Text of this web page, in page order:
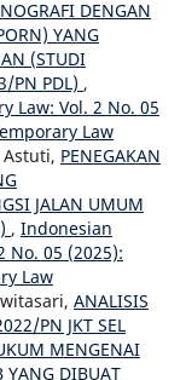
DENGAN
YANG
(STUDI
PN PDL) ,
Law: Vol. 2 No. 05
Law
PENEGAKAN
JALAN UMUM
, Indonesian
No. 05 (2025):
Law
ANALISIS
PN JKT SEL
MENGENAI
YANG DIBUAT